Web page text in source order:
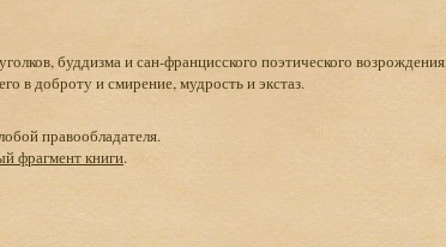
буддизма и сан-францисского поэтического
в доброту и смирение, мудрость и экстаз.
правообладателя.
фрагмент книги.